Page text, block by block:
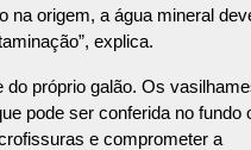
na origem, a água mineral
explica.
do próprio galão. Os
pode ser conferida no fundo
e comprometer a